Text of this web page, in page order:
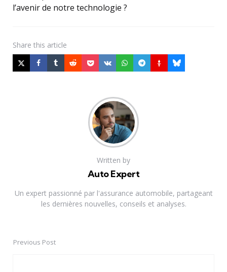
l’avenir de notre technologie ?
Share this article
Written by
Auto Expert
Un expert passionné par l'assurance automobile, partageant
les dernières nouvelles, conseils et analyses.
PostPrevious Post